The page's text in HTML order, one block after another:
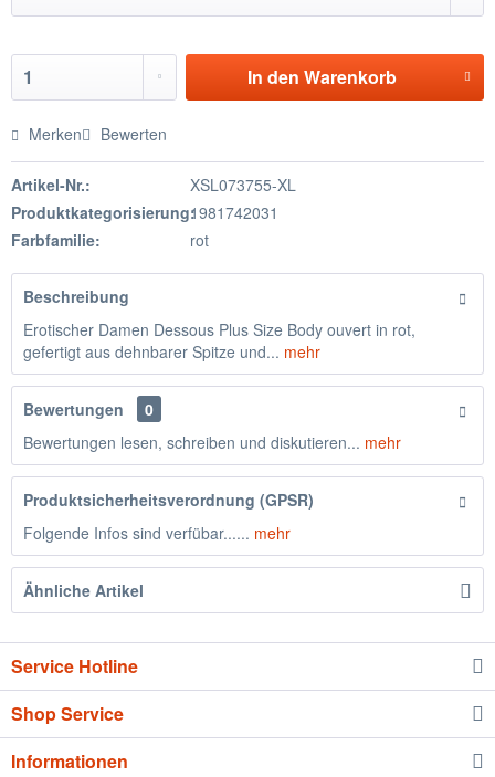
In den Warenkorb
Merken Bewerten
Artikel-Nr.:
XSL073755-XL
Produktkategorisierung:1981742031
Farbfamilie:
rot
Beschreibung
Erotischer Damen Dessous Plus Size Body ouvert in rot,
gefertigt aus dehnbarer Spitze und... mehr
Bewertungen
0
Bewertungen lesen, schreiben und diskutieren... mehr
Produktsicherheitsverordnung (GPSR)
Folgende Infos sind verfübar...... mehr
Ähnliche Artikel
Service Hotline
Shop Service
Informationen